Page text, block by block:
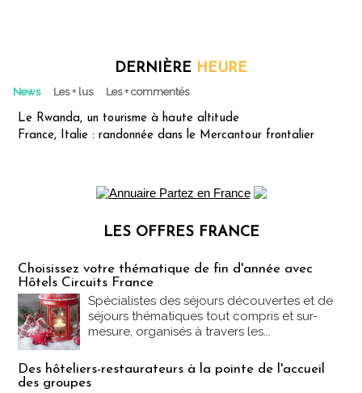
DERNIÈRE HEURE
News Les + lus Les + commentés
Le Rwanda, un tourisme à haute altitude
France, Italie : randonnée dans le Mercantour frontalier
LES OFFRES FRANCE
Choisissez votre thématique de fin d'année avec
Hôtels Circuits France
Spécialistes des séjours découvertes et de
séjours thématiques tout compris et sur-
mesure, organisés à travers les...
Des hôteliers-restaurateurs à la pointe de l'accueil
des groupes